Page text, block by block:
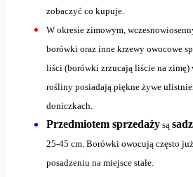
zobaczyć co kupuje.
W okresie zimowym,
borówki oraz inne krzewy owocowe
liści (borówki zrzucają liście na zimę)
rośliny posiadają piękne żywe
doniczkach.
Przedmiotem sprzedaży są
25-45 cm. Borówki owocują często
posadzeniu na miejsce stałe.